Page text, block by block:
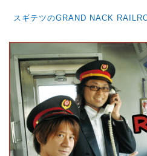
スギテツのGRAND NACK